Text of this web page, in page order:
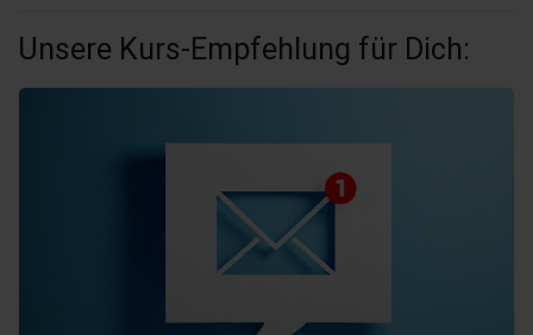
Unsere Kurs-Empfehlung für Dich: